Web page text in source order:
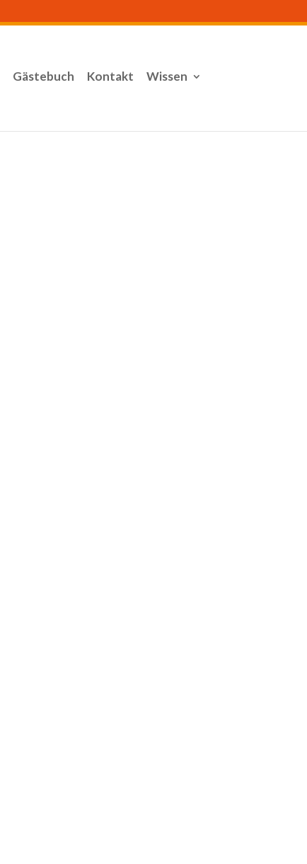
Gästebuch Kontakt Wissen